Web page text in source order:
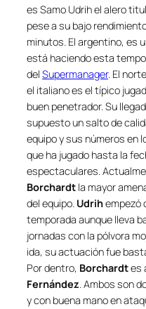
es Samo Udrih el alero
pese a su bajo
minutos. El argentino, es
está haciendo esta
del Supermanager. El
el italiano es el típico
buen penetrador. Su
supuesto un salto de
equipo y sus números en
que ha jugado hasta la
espectaculares.
Borchardt la mayor
del equipo. Udrihempezó
temporada aunque lleva
jornadas con la pólvora
ida, su actuación fue
Por dentro, Borchardtes
Fernández. Ambos son
y con buena mano en